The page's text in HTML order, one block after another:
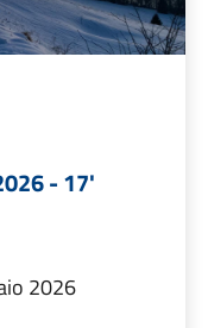
- 17'
2026